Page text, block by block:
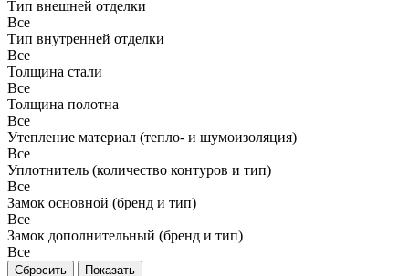
Тип внешней отделки
Все
Тип внутренней отделки
Все
Толщина стали
Все
Толщина полотна
Все
Утепление материал (тепло- и шумоизоляция)
Все
Уплотнитель (количество контуров и тип)
Все
Замок основной (бренд и тип)
Все
Замок дополнительный (бренд и тип)
Все